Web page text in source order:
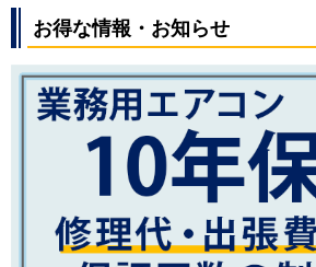
お得な情報・お知らせ